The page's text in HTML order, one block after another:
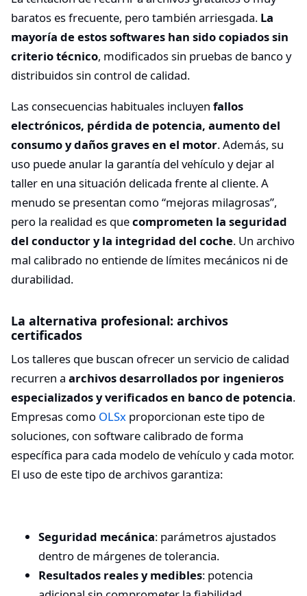
baratos es frecuente, pero también arriesgada. La
mayoría de estos softwares han sido copiados sin
criterio técnico, modificados sin pruebas de banco y
distribuidos sin control de calidad.
Las consecuencias habituales incluyen fallos
electrónicos, pérdida de potencia, aumento del
consumo y daños graves en el motor. Además, su
uso puede anular la garantía del vehículo y dejar al
taller en una situación delicada frente al cliente. A
menudo se presentan como “mejoras milagrosas”,
pero la realidad es quecomprometen la seguridad
del conductor y la integridad del coche. Un archivo
mal calibrado no entiende de límites mecánicos ni de
durabilidad.
La alternativa profesional: archivos
certificados
Los talleres que buscan ofrecer un servicio de calidad
recurren a archivos desarrollados por ingenieros
especializados y verificados en banco de potencia.
Empresas como OLSx proporcionan este tipo de
soluciones, con software calibrado de forma
específica para cada modelo de vehículo y cada motor.
El uso de este tipo de archivos garantiza:
Seguridad mecánica: parámetros ajustados
dentro de márgenes de tolerancia.
Resultados reales y medibles: potencia